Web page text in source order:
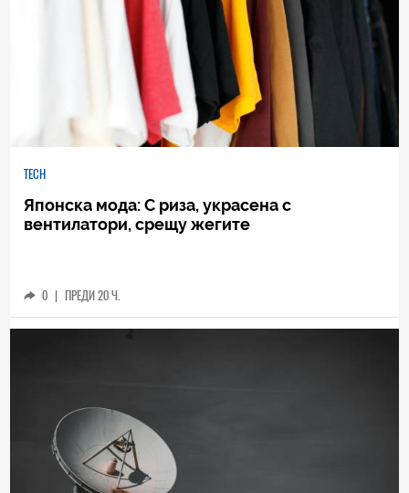
TECH
Японска мода: С риза, украсена с
вентилатори, срещу жегите
0 | ПРЕДИ 20 Ч.